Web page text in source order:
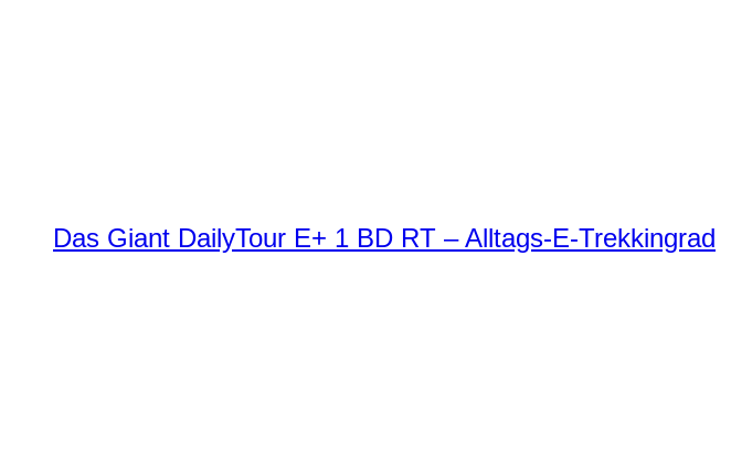
Das Giant DailyTour E+ 1 BD RT – Alltags-E-Trekkingrad